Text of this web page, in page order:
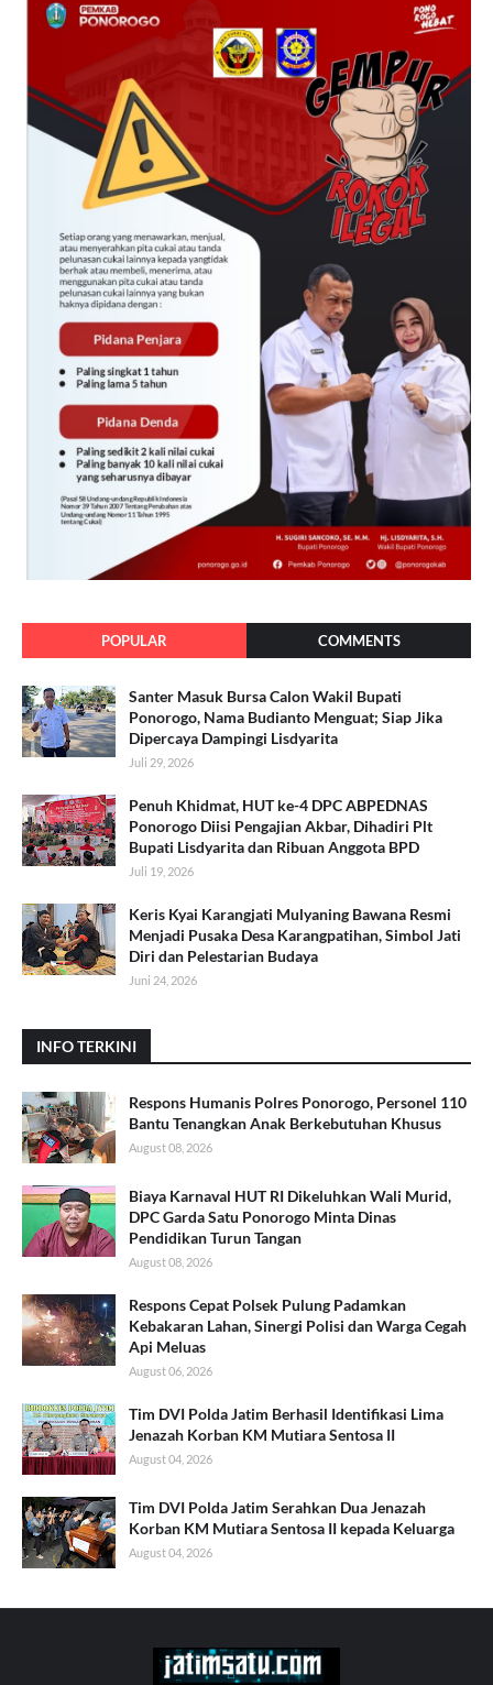
POPULAR COMMENTS
Santer Masuk Bursa Calon Wakil Bupati
Ponorogo, Nama Budianto Menguat; Siap Jika
Dipercaya Dampingi Lisdyarita
Juli 29, 2026
Penuh Khidmat, HUT ke-4 DPC ABPEDNAS
Ponorogo Diisi Pengajian Akbar, Dihadiri Plt
Bupati Lisdyarita dan Ribuan Anggota BPD
Juli 19, 2026
Keris Kyai Karangjati Mulyaning Bawana Resmi
Menjadi Pusaka Desa Karangpatihan, Simbol Jati
Diri dan Pelestarian Budaya
Juni 24, 2026
INFO TERKINI
Respons Humanis Polres Ponorogo, Personel 110
Bantu Tenangkan Anak Berkebutuhan Khusus
August 08, 2026
Biaya Karnaval HUT RI Dikeluhkan Wali Murid,
DPC Garda Satu Ponorogo Minta Dinas
Pendidikan Turun Tangan
August 08, 2026
Respons Cepat Polsek Pulung Padamkan
Kebakaran Lahan, Sinergi Polisi dan Warga Cegah
Api Meluas
August 06, 2026
Tim DVI Polda Jatim Berhasil Identifikasi Lima
Jenazah Korban KM Mutiara Sentosa II
August 04, 2026
Tim DVI Polda Jatim Serahkan Dua Jenazah
Korban KM Mutiara Sentosa II kepada Keluarga
August 04, 2026